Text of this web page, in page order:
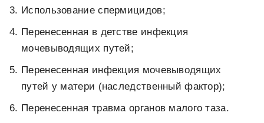
Использование спермицидов;
Перенесенная в детстве инфекция
мочевыводящих путей;
Перенесенная инфекция мочевыводящих
путей у матери (наследственный фактор);
Перенесенная травма органов малого таза.